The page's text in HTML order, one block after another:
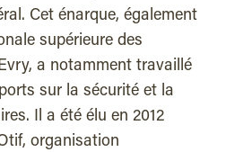
Cet énarque, également
supérieure des
a notamment travaillé
sur la sécurité et la
Il a été élu en 2012
organisation